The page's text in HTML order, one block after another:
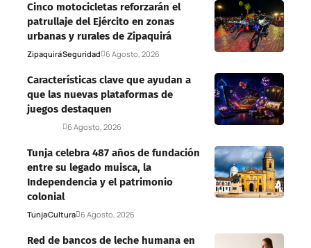
Cinco motocicletas reforzarán el
patrullaje del Ejército en zonas
urbanas y rurales de Zipaquirá
ZipaquiráSeguridad 6 Agosto, 2026
Características clave que ayudan a
que las nuevas plataformas de
juegos destaquen
6 Agosto, 2026
Tunja celebra 487 años de fundación
entre su legado muisca, la
Independencia y el patrimonio
colonial
TunjaCultura 6 Agosto, 2026
Red de bancos de leche humana en